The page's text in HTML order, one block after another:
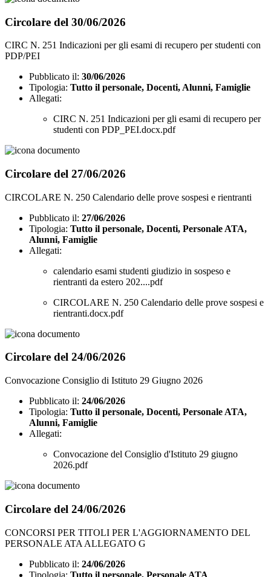
Circolare del 30/06/2026
CIRC N. 251 Indicazioni per gli esami di recupero per studenti con
PDP/PEI
Pubblicato il: 30/06/2026
Tipologia: Tutto il personale, Docenti, Alunni, Famiglie
Allegati:
CIRC N. 251 Indicazioni per gli esami di recupero per
studenti con PDP_PEI.docx.pdf
Circolare del 27/06/2026
CIRCOLARE N. 250 Calendario delle prove sospesi e rientranti
Pubblicato il: 27/06/2026
Tipologia: Tutto il personale, Docenti, Personale ATA,
Alunni, Famiglie
Allegati:
calendario esami studenti giudizio in sospeso e
rientranti da estero 202....pdf
CIRCOLARE N. 250 Calendario delle prove sospesi e
rientranti.docx.pdf
Circolare del 24/06/2026
Convocazione Consiglio di Istituto 29 Giugno 2026
Pubblicato il: 24/06/2026
Tipologia: Tutto il personale, Docenti, Personale ATA,
Alunni, Famiglie
Allegati:
Convocazione del Consiglio d'Istituto 29 giugno
2026.pdf
Circolare del 24/06/2026
CONCORSI PER TITOLI PER L'AGGIORNAMENTO DEL
PERSONALE ATA ALLEGATO G
Pubblicato il: 24/06/2026
Tipologia: Tutto il personale, Personale ATA